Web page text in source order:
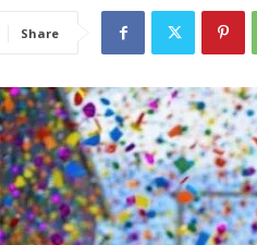
Share